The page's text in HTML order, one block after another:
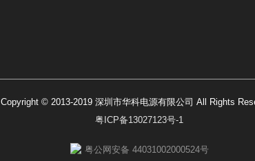
Copyright © 2013-2019 深圳市华科电源有限公司 All Rights
粤ICP备13027123号-1
粤公网安备 44031002000524号